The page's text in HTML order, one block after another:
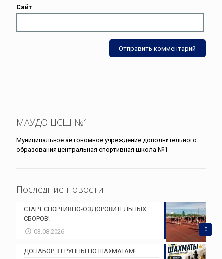
Сайт
МАУДО ЦСШ №1
Муниципальное автономное учреждение дополнительного
образования центральная спортивная школа №1
Последние новости
0
СТАРТ СПОРТИВНО-ОЗДОРОВИТЕЛЬНЫХ
СБОРОВ!
03.08.2026
ДОНАБОР В ГРУППЫ ПО ШАХМАТАМ!